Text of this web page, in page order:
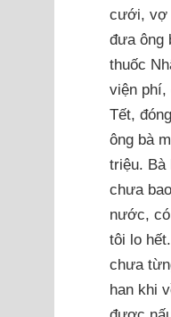
cưới, vợ
đưa ông
thuốc
viện phí,
Tết,
ông bà
triệu. Bà
chưa
nước,
tôi lo
chưa
han khi